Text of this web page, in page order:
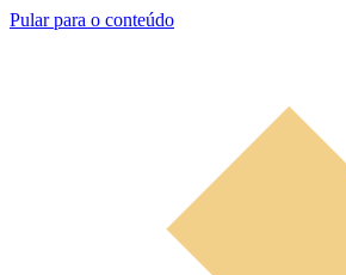
Pular para o conteúdo